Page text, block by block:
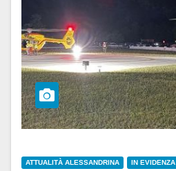
ATTUALITÀ ALESSANDRINA IN EVIDENZA